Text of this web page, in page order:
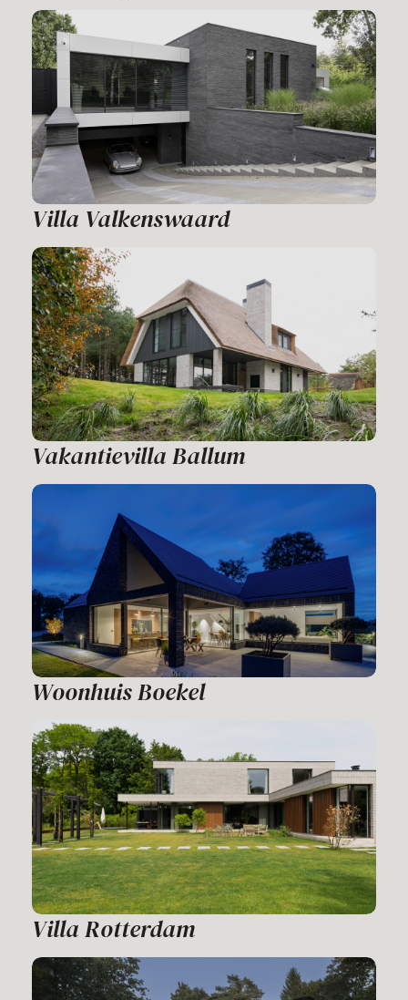
Villa Valkenswaard
Vakantievilla Ballum
Woonhuis Boekel
Villa Rotterdam